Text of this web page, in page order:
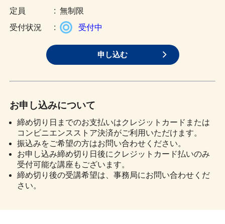
: 無制限
:
受付中
申し込む
お申し込みについて
締め切り日までのお支払いはクレジットカードまたは
コンビニエンスストア決済がご利用いただけます。
振込みをご希望の方はお問い合わせください。
お申し込み締め切り日後にクレジットカード払いのみ
受付可能な講座もございます。
締め切り後の受講希望は、事務局にお問い合わせくだ
さい。